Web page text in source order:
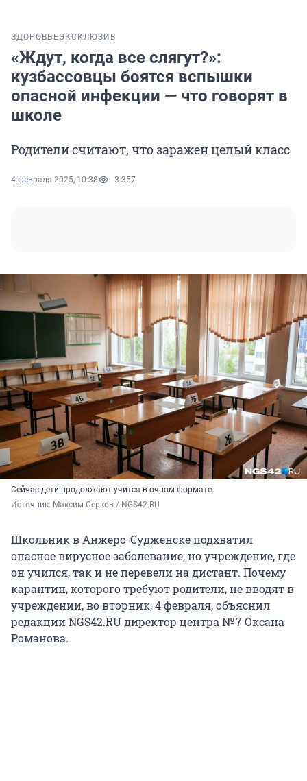
ЗДОРОВЬЕЭКСКЛЮЗИВ
«Ждут, когда все слягут?»:
кузбассовцы боятся вспышки
опасной инфекции — что говорят в
школе
Родители считают, что заражен целый класс
4 февраля 2025, 10:38 3 357
Сейчас дети продолжают учится в очном формате
Источник: Максим Серков / NGS42.RU
Школьник в Анжеро-Судженске подхватил
опасное вирусное заболевание, но учреждение, где
он учился, так и не перевели на дистант. Почему
карантин, которого требуют родители, не вводят в
учреждении, во вторник, 4 февраля, объяснил
редакции NGS42.RU директор центра № 7 Оксана
Романова.